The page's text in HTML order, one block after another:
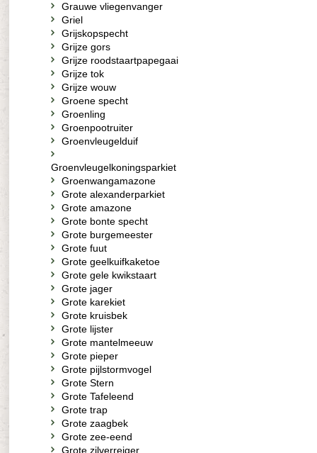
Grauwe vliegenvanger
Griel
Grijskopspecht
Grijze gors
Grijze roodstaartpapegaai
Grijze tok
Grijze wouw
Groene specht
Groenling
Groenpootruiter
Groenvleugelduif
Groenvleugelkoningsparkiet
Groenwangamazone
Grote alexanderparkiet
Grote amazone
Grote bonte specht
Grote burgemeester
Grote fuut
Grote geelkuifkaketoe
Grote gele kwikstaart
Grote jager
Grote karekiet
Grote kruisbek
Grote lijster
Grote mantelmeeuw
Grote pieper
Grote pijlstormvogel
Grote Stern
Grote Tafeleend
Grote trap
Grote zaagbek
Grote zee-eend
Grote zilverreiger